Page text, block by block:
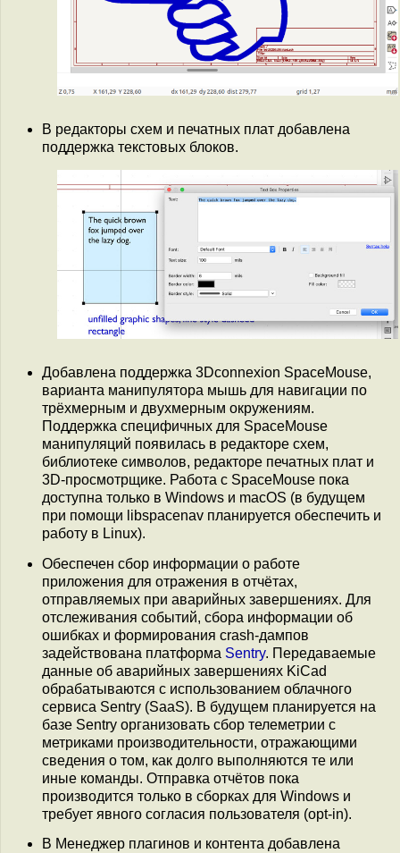
В редакторы схем и печатных плат добавлена
поддержка текстовых блоков.
Добавлена поддержка 3Dconnexion SpaceMouse,
варианта манипулятора мышь для навигации по
трёхмерным и двухмерным окружениям.
Поддержка специфичных для SpaceMouse
манипуляций появилась в редакторе схем,
библиотеке символов, редакторе печатных плат и
3D-просмотрщике. Работа с SpaceMouse пока
доступна только в Windows и macOS (в будущем
при помощи libspacenav планируется обеспечить и
работу в Linux).
Обеспечен сбор информации о работе
приложения для отражения в отчётах,
отправляемых при аварийных завершениях. Для
отслеживания событий, сбора информации об
ошибках и формирования crash-дампов
задействована платформа Sentry. Передаваемые
данные об аварийных завершениях KiCad
обрабатываются с использованием облачного
сервиса Sentry (SaaS). В будущем планируется на
базе Sentry организовать сбор телеметрии с
метриками производительности, отражающими
сведения о том, как долго выполняются те или
иные команды. Отправка отчётов пока
производится только в сборках для Windows и
требует явного согласия пользователя (opt-in).
В Менеджер плагинов и контента добавлена